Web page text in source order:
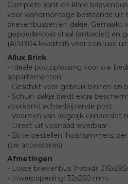
Complete kant-en-klare
voor wandmontage bestaande uit
brievenbussen en dakje. Gemaakt
gepoedercoat staal (antraciet) en
(AISI304 kwaliteit) voor een luxe
Allux Brick
- Ideale postoplossing voor o.a.
appartementen
- Geschikt voor gebruik binnen en
- Schuin dakje biedt extra
voorkomt achterblijvende post
- Voorzien van degelijk cilinderslot
- Direct uit voorraad leverbaar
- Bij te bestellen: huisnummers,
(zie accessoires)
Afmetingen
- Losse brievenbus (hxbxd):
- Inwerpopening: 32x260 mm.